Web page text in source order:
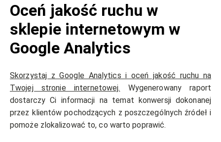
Oceń jakość ruchu w
sklepie internetowym w
Google Analytics
Skorzystaj z Google Analytics i oceń jakość ruchu na
Twojej stronie internetowej. Wygenerowany raport
dostarczy Ci informacji na temat konwersji dokonanej
przez klientów pochodzących z poszczególnych źródeł i
pomoże zlokalizować to, co warto poprawić.